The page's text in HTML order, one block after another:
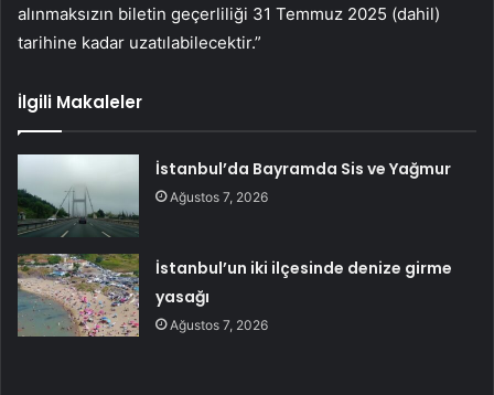
alınmaksızın biletin geçerliliği 31 Temmuz 2025 (dahil)
tarihine kadar uzatılabilecektir.”
İlgili Makaleler
İstanbul’da Bayramda Sis ve Yağmur
Ağustos 7, 2026
İstanbul’un iki ilçesinde denize girme
yasağı
Ağustos 7, 2026